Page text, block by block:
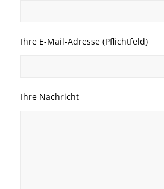
Ihre E-Mail-Adresse (Pflichtfeld)
Ihre Nachricht